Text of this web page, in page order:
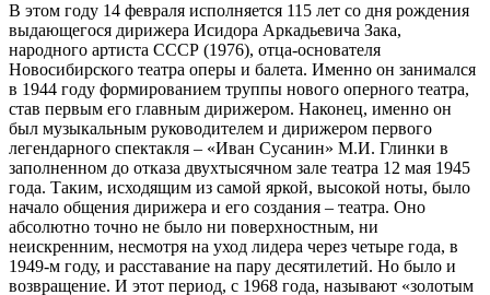
В этом году 14 февраля исполняется 115 лет со дня рождения
выдающегося дирижера Исидора Аркадьевича Зака,
народного артиста СССР (1976), отца-основателя
Новосибирского театра оперы и балета. Именно он занимался
в 1944 году формированием труппы нового оперного театра,
став первым его главным дирижером. Наконец, именно он
был музыкальным руководителем и дирижером первого
легендарного спектакля – «Иван Сусанин» М.И. Глинки в
заполненном до отказа двухтысячном зале театра 12 мая 1945
года. Таким, исходящим из самой яркой, высокой ноты, было
начало общения дирижера и его создания – театра. Оно
абсолютно точно не было ни поверхностным, ни
неискренним, несмотря на уход лидера через четыре года, в
1949-м году, и расставание на пару десятилетий. Но было и
возвращение. И этот период, с 1968 года, называют «золотым